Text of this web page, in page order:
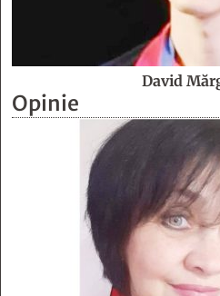
David
Opinie